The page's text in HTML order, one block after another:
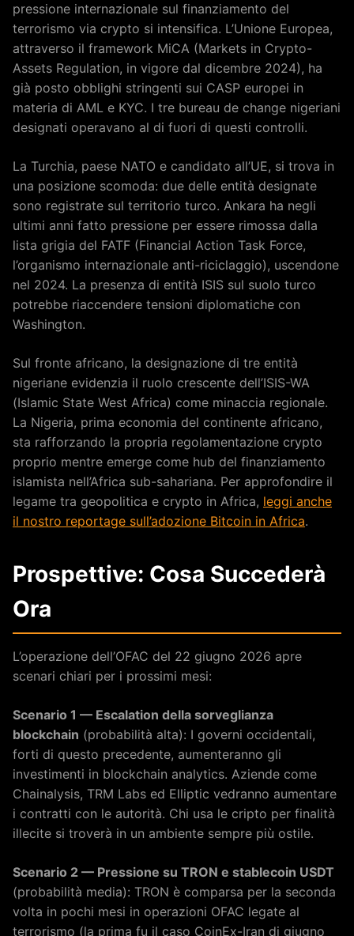
pressione internazionale sul finanziamento del
terrorismo via crypto si intensifica. L’Unione Europea,
attraverso il framework MiCA (Markets in Crypto-
Assets Regulation, in vigore dal dicembre 2024), ha
già posto obblighi stringenti sui CASP europei in
materia di AML e KYC. I tre bureau de change nigeriani
designati operavano al di fuori di questi controlli.
La Turchia, paese NATO e candidato all’UE, si trova in
una posizione scomoda: due delle entità designate
sono registrate sul territorio turco. Ankara ha negli
ultimi anni fatto pressione per essere rimossa dalla
lista grigia del FATF (Financial Action Task Force,
l’organismo internazionale anti-riciclaggio), uscendone
nel 2024. La presenza di entità ISIS sul suolo turco
potrebbe riaccendere tensioni diplomatiche con
Washington.
Sul fronte africano, la designazione di tre entità
nigeriane evidenzia il ruolo crescente dell’ISIS-WA
(Islamic State West Africa) come minaccia regionale.
La Nigeria, prima economia del continente africano,
sta rafforzando la propria regolamentazione crypto
proprio mentre emerge come hub del finanziamento
islamista nell’Africa sub-sahariana. Per approfondire il
legame tra geopolitica e crypto in Africa, leggi anche
il nostro reportage sull’adozione Bitcoin in Africa.
Prospettive: Cosa Succederà
Ora
L’operazione dell’OFAC del 22 giugno 2026 apre
scenari chiari per i prossimi mesi:
Scenario 1 — Escalation della sorveglianza
blockchain (probabilità alta): I governi occidentali,
forti di questo precedente, aumenteranno gli
investimenti in blockchain analytics. Aziende come
Chainalysis, TRM Labs ed Elliptic vedranno aumentare
i contratti con le autorità. Chi usa le cripto per finalità
illecite si troverà in un ambiente sempre più ostile.
Scenario 2 — Pressione su TRON e stablecoin USDT
(probabilità media): TRON è comparsa per la seconda
volta in pochi mesi in operazioni OFAC legate al
terrorismo (la prima fu il caso CoinEx-Iran di giugno